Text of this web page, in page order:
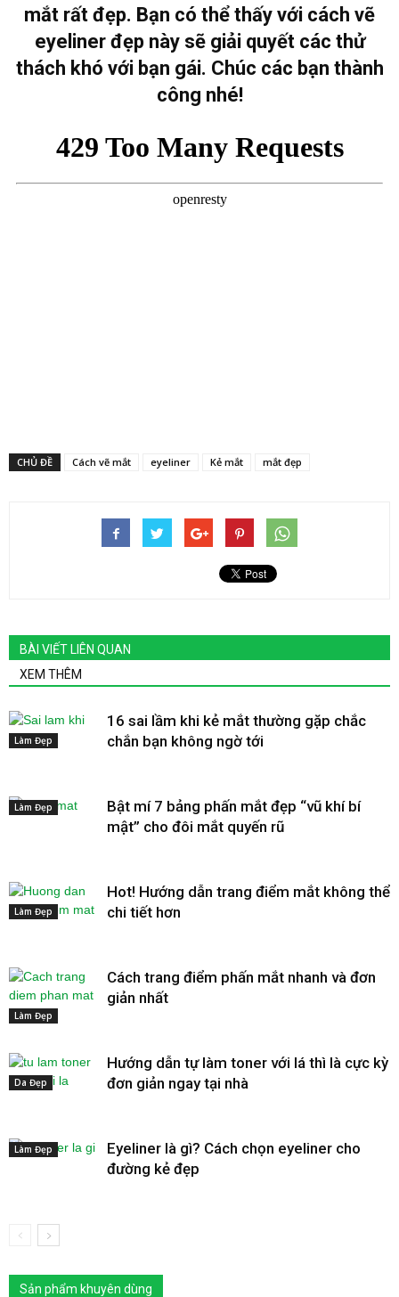
mắt rất đẹp. Bạn có thể thấy với cách vẽ
eyeliner đẹp này sẽ giải quyết các thử
thách khó với bạn gái. Chúc các bạn thành
công nhé!
CHỦ ĐỀ Cách vẽ mắt eyeliner Kẻ mắt mắt đẹp
BÀI VIẾT LIÊN QUAN
XEM THÊM
Làm Đẹp
16 sai lầm khi kẻ mắt thường gặp chắc
chắn bạn không ngờ tới
Làm Đẹp
Bật mí 7 bảng phấn mắt đẹp “vũ khí bí
mật” cho đôi mắt quyến rũ
Làm Đẹp
Hot! Hướng dẫn trang điểm mắt không thể
chi tiết hơn
Làm Đẹp
Cách trang điểm phấn mắt nhanh và đơn
giản nhất
Da Đẹp
Hướng dẫn tự làm toner với lá thì là cực kỳ
đơn giản ngay tại nhà
Làm Đẹp
Eyeliner là gì? Cách chọn eyeliner cho
đường kẻ đẹp
Sản phẩm khuyên dùng